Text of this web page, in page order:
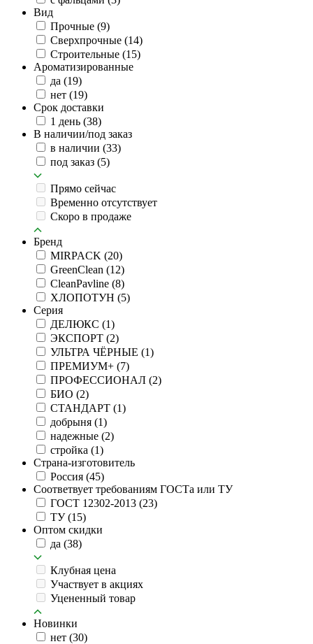
Вид
Прочные (9)
Сверхпрочные (14)
Строительные (15)
Ароматизированные
да (19)
нет (19)
Срок доставки
1 день (38)
В наличии/под заказ
в наличии (33)
под заказ (5)
Прямо сейчас
Временно отсутствует
Скоро в продаже
Бренд
MIRPACK (20)
GreenClean (12)
CleanPavline (8)
ХЛОПОТУН (5)
Серия
ДЕЛЮКС (1)
ЭКСПОРТ (2)
УЛЬТРА ЧЁРНЫЕ (1)
ПРЕМИУМ+ (7)
ПРОФЕССИОНАЛ (2)
БИО (2)
СТАНДАРТ (1)
добрыня (1)
надежные (2)
стройка (1)
Страна-изготовитель
Россия (45)
Соответвует требованиям ГОСТа или ТУ
ГОСТ 12302-2013 (23)
ТУ(15)
Оптом скидки
да (38)
Клубная цена
Участвует в акциях
Уцененный товар
Новинки
нет (30)